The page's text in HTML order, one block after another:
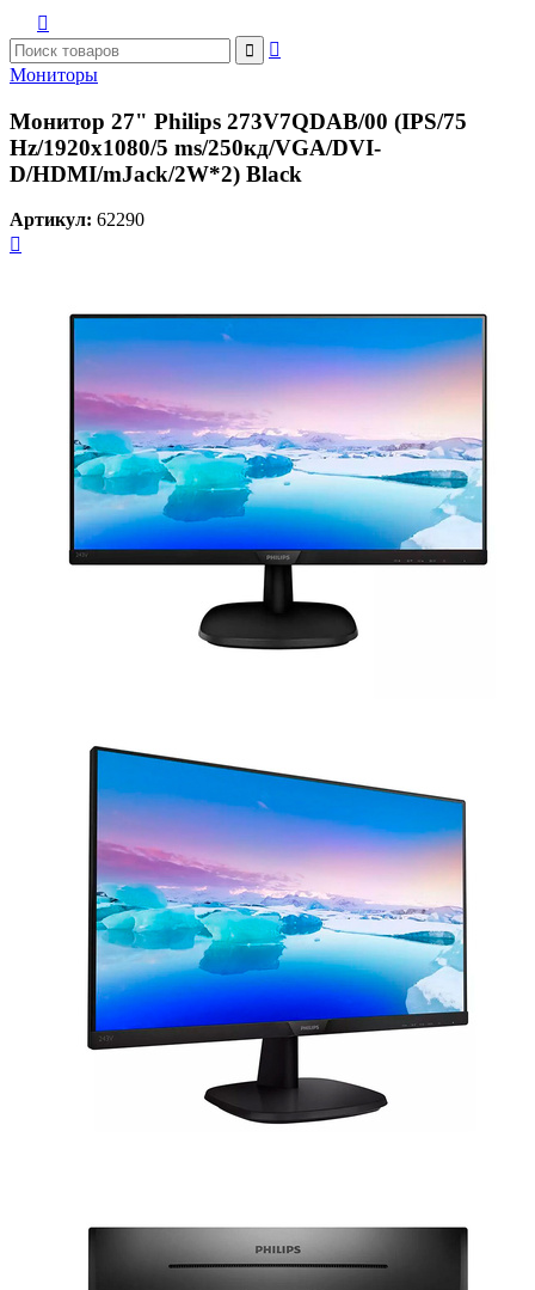



Мониторы
Монитор 27" Philips 273V7QDAB/00 (IPS/75
Hz/1920x1080/5 ms/250кд/VGA/DVI-
D/HDMI/mJack/2W*2) Black
Артикул: 62290
